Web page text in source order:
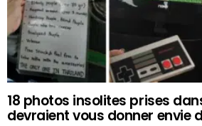
18 photos insolites prises
devraient vous donner envie